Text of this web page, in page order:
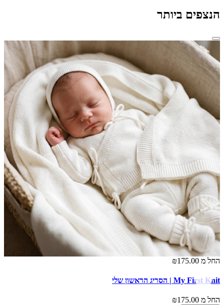
הנצפים ביותר
החל מ ₪175.00
My First Knit | הסריג הראשון שלי
החל מ ₪175.00